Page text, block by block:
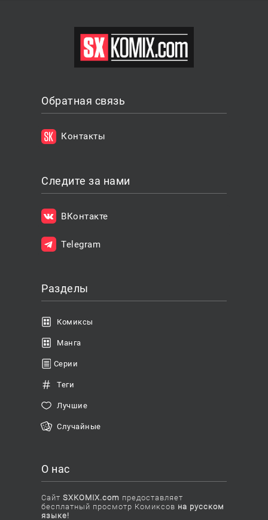
Обратная связь
Контакты
Следите за нами
ВКонтакте
Telegram
Разделы
Комиксы
Манга
Серии
Теги
Лучшие
Случайные
О нас
Сайт SXKOMIX.com предоставляет
бесплатный просмотр Комиксов на русском
языке!